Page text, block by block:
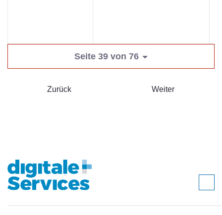
Seite 39 von 76
Zurück Weiter